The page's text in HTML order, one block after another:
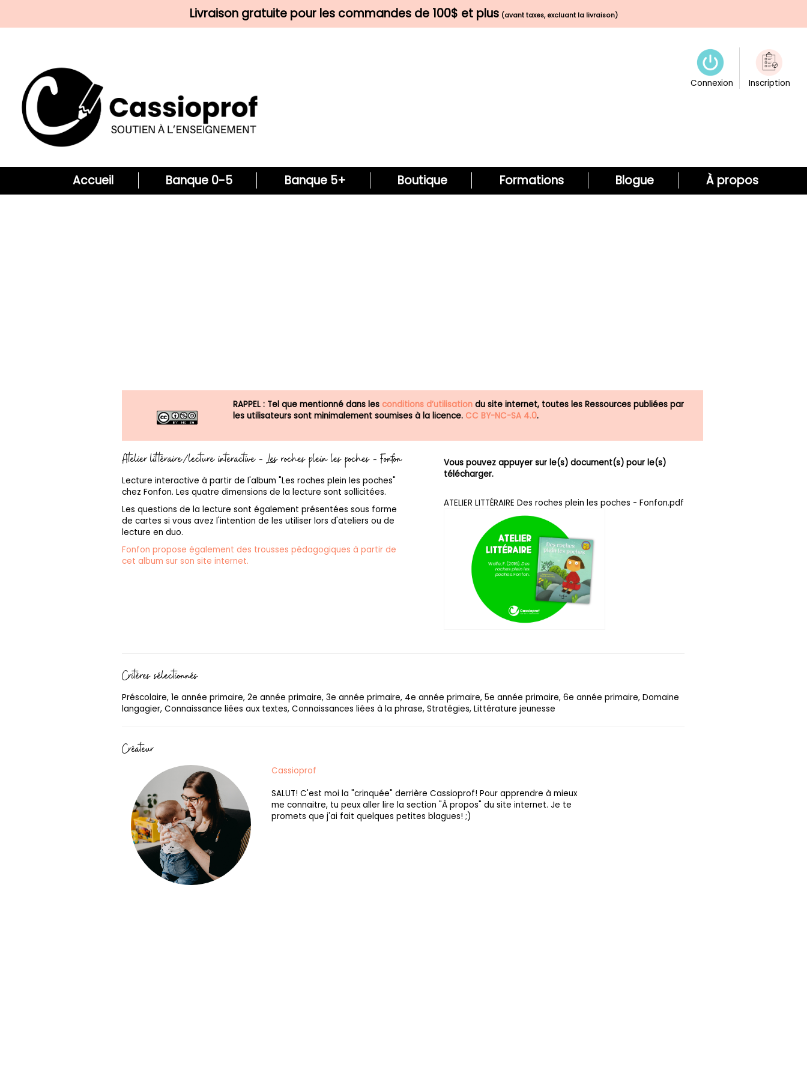
Livraison gratuite pour les commandes de 100$ et plus (avant taxes, excluant la livraison)
Connexion Inscription
Accueil Banque 0-5 Banque 5+ Boutique Formations Blogue À propos
RAPPEL : Tel que mentionné dans les conditions d’utilisation du site internet, toutes les Ressources publiées par
les utilisateurs sont minimalement soumises à la licence. CC BY-NC-SA 4.0.
Atelier littéraire/lecture interactive - Les roches plein les poches - Fonfon
Lecture interactive à partir de l'album "Les roches plein les poches"
chez Fonfon. Les quatre dimensions de la lecture sont sollicitées.
Les questions de la lecture sont également présentées sous forme
de cartes si vous avez l'intention de les utiliser lors d'ateliers ou de
lecture en duo.
Fonfon propose également des trousses pédagogiques à partir de
cet album sur son site internet.
Vous pouvez appuyer sur le(s) document(s) pour le(s)
télécharger.
ATELIER LITTÉRAIRE Des roches plein les poches - Fonfon.pdf
Critères sélectionnés
Préscolaire, 1e année primaire, 2e année primaire, 3e année primaire, 4e année primaire, 5e année primaire, 6e année primaire, Domaine
langagier, Connaissance liées aux textes, Connaissances liées à la phrase, Stratégies, Littérature jeunesse
Créateur
Cassioprof
SALUT! C'est moi la "crinquée" derrière Cassioprof! Pour apprendre à mieux
me connaitre, tu peux aller lire la section "À propos" du site internet. Je te
promets que j'ai fait quelques petites blagues! ;)